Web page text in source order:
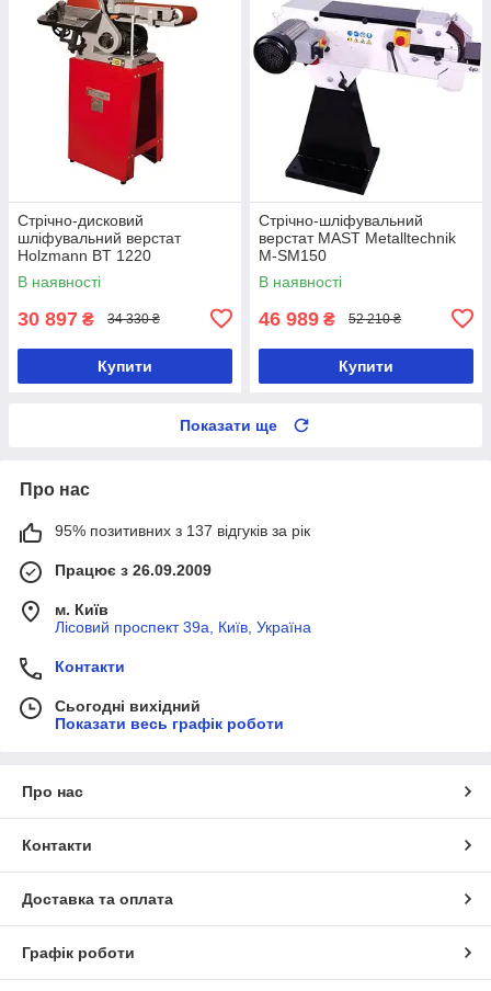
Стрічно-дисковий
шліфувальний верстат
Holzmann BT 1220
В наявності
30 897 ₴ 34 330 ₴
Купити
Стрічно-шліфувальний
верстат MAST Metalltechnik
M-SM150
В наявності
46 989 ₴ 52 210 ₴
Купити
Показати ще
Про нас
95% позитивних з 137 відгуків за рік
Працює з 26.09.2009
м. Київ
Лісовий проспект 39а, Київ, Україна
Контакти
Сьогодні вихідний
Показати весь графік роботи
Про нас
Контакти
Доставка та оплата
Графік роботи